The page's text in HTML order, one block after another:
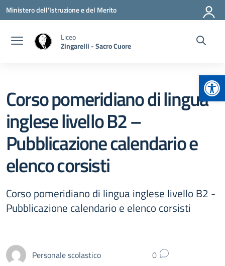
Vai ai contenuti
Vai al menu di navigazione
Vai al footer
Ministero dell'Istruzione e del Merito
Liceo
Zingarelli - Sacro Cuore
Corso pomeridiano di lingua
inglese livello B2 –
Pubblicazione calendario e
elenco corsisti
Corso pomeridiano di lingua inglese livello B2 -
Pubblicazione calendario e elenco corsisti
Personale scolastico 0